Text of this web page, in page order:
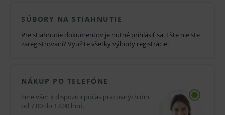
Dĺžka:
20 m
Gynekológia, predpôrodné vyšetrenie,
SÚBORY NA STIAHNUTIE
Pre stiahnutie dokumentov je nutné prihlásiť sa. Ešte nie ste
zaregistrovaní? Využite všetky výhody registrácie.
NÁKUP PO TELEFÓNE
Sme vám k dispozícii počas pracovných dní
od 7.00 do 17.00 hod.